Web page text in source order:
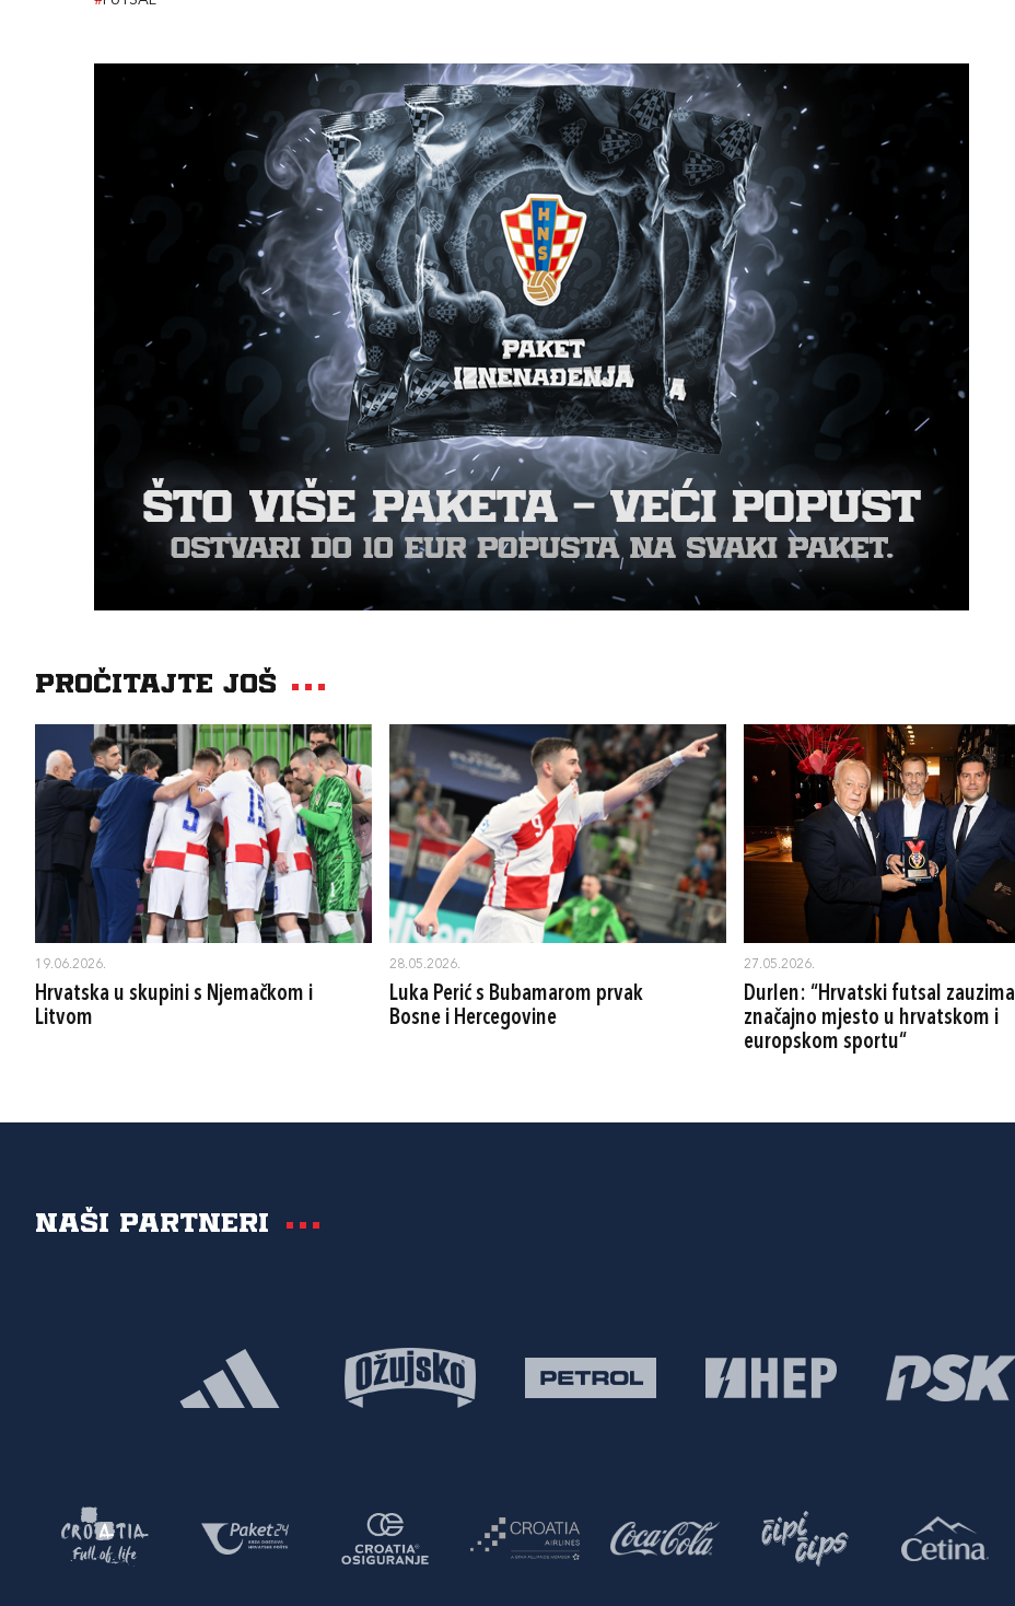
Pročitajte još
19.06.2026.
Hrvatska u skupini s Njemačkom i
Litvom
28.05.2026.
Luka Perić s Bubamarom prvak
Bosne i Hercegovine
27.05.2026.
Durlen: “Hrvatski futsal zauzima
značajno mjesto u hrvatskom i
europskom sportu“
Naši partneri